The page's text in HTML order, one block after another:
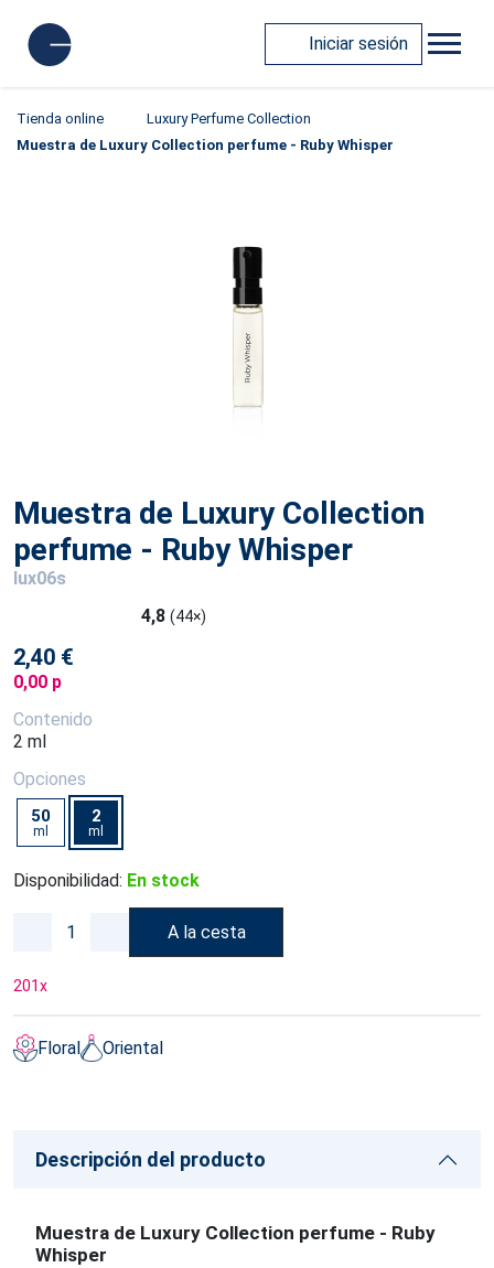
Iniciar sesión
Tienda online
Luxury Perfume Collection
Muestra de Luxury Collection perfume - Ruby Whisper
Muestra de Luxury Collection
perfume - Ruby Whisper
lux06s
4,8 (44×)
2,40 €
0,00 p
Contenido
2 ml
Opciones
50
ml
2
ml
Disponibilidad: En stock
A la cesta
201x
Floral Oriental
Descripción del producto
Muestra de Luxury Collection perfume - Ruby
Whisper